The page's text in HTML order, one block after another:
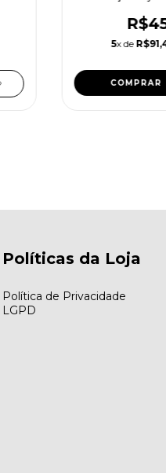
5x de
COMPRAR
Políticas da Loja
Política de Privacidade
LGPD